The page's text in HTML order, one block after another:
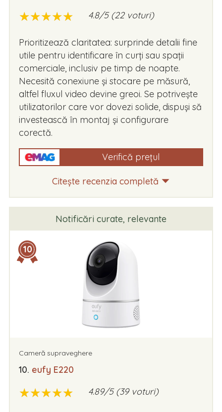
★★★★★
★★★★★ 4.8/5 (22 voturi)
Prioritizează claritatea: surprinde detalii fine
utile pentru identificare în curți sau spații
comerciale, inclusiv pe timp de noapte.
Necesită conexiune și stocare pe măsură,
altfel fluxul video devine greoi. Se potrivește
utilizatorilor care vor dovezi solide, dispuși să
investească în montaj și configurare
corectă.
Verifică prețul
Citește recenzia completă
Notificări curate, relevante
10
Cameră supraveghere
10. eufy E220
★★★★★
★★★★★ 4.89/5 (39 voturi)